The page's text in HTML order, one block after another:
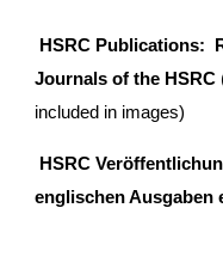
HSRC Publications:
Journals of the HSRC
included in images)
HSRC
englischen Ausgaben